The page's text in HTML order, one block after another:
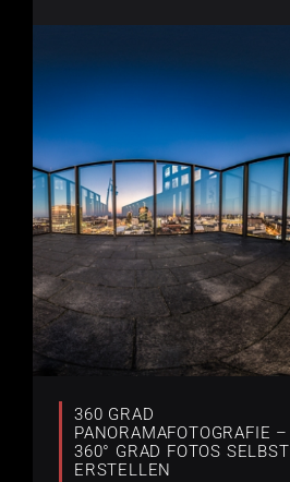
360 GRAD
PANORAMAFOTOGRAFIE –
360° GRAD FOTOS SELBST
ERSTELLEN